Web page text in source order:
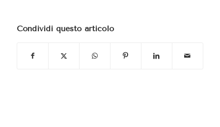
Condividi questo articolo